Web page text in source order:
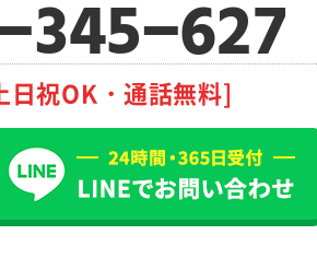
345-627
日祝OK・通話無料]